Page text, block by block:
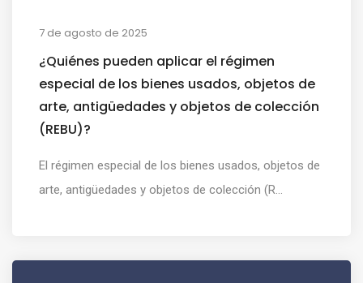
7 de agosto de 2025
¿Quiénes pueden aplicar el régimen
especial de los bienes usados, objetos de
arte, antigüedades y objetos de colección
(REBU)?
El régimen especial de los bienes usados, objetos de
arte, antigüedades y objetos de colección (R...